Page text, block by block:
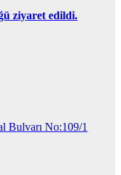
ziyaret edildi.
Bulvarı No:109/1